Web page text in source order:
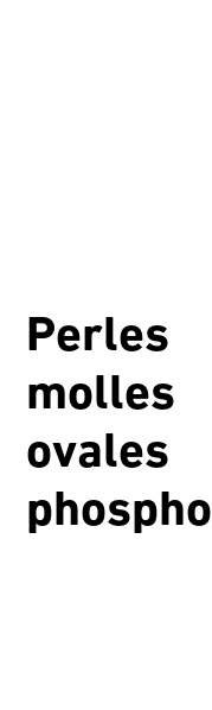
Perles
molles
ovales
phospho